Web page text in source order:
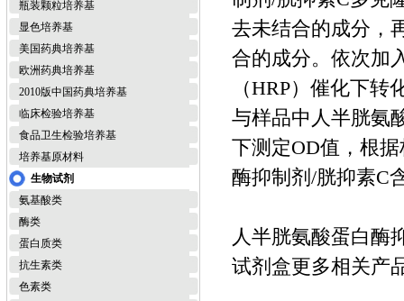
瓶装颗粒培养基
显色培养基
美国药典培养基
欧洲药典培养基
2010版中国药典培养基
临床检验培养基
食品卫生检验培养基
培养基原材料
生物试剂
氨基酸类
酶类
蛋白质类
抗生素类
色素类
去未结合的成分，
合的成分。依次加
（HRP）催化下
与样品中人半胱氨
下测定OD值，根
酶抑制剂/胱抑素C
人半胱氨酸蛋白酶
试剂盒更多相关产